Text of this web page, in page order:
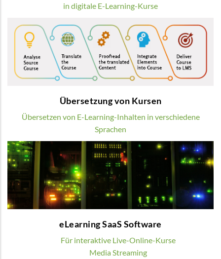
in digitale E-Learning-Kurse
Übersetzung von Kursen
Übersetzen von E-Learning-Inhalten in verschiedene
Sprachen
Übersetzung von Kursen
Wir bieten die Übersetzung von
Lerninhalten durch Muttersprachler
eLearning SaaS Software
Für interaktive Live-Online-Kurse
Media Streaming
eLearning SaaS Software
Wir bieten verschiedene digitale Lösungen
zur Organisation von Blended oder Online